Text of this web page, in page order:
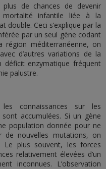
de chances de devenir
mortalité infantile liée à la
double. Ceci s’explique par la
par un seul gène codant
méditerranéenne, on
d’autres variations de la
déficit enzymatique fréquent
palustre.
connaissances sur les
accumulées. Si un gène
population donnée pour ne
de nouvelles mutations, on
Le plus souvent, les forces
relativement élevées d’un
inconnues. L’observation